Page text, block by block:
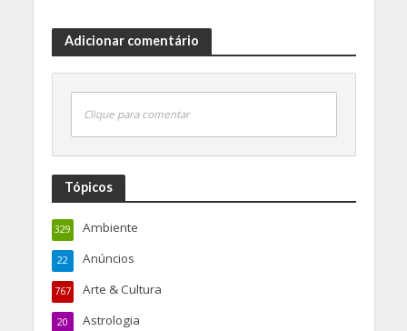
Adicionar comentário
Clique para comentar
Tópicos
Ambiente
329
Anúncios
22
Arte & Cultura
767
Astrologia
20